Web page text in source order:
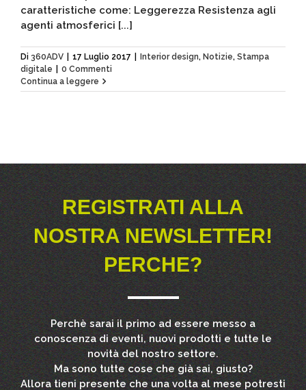
caratteristiche come: Leggerezza Resistenza agli
agenti atmosferici [...]
Di 360ADV 17 Luglio 2017 Interior design, Notizie, Stampa
digitale
0 Commenti
Continua a leggere
REGISTRATI ALLA
NOSTRA NEWSLETTER!
PERCHE?
Perchè sarai il primo ad essere messo a
conoscenza di eventi, nuovi prodotti e tutte le
novità del nostro settore.
Ma sono tutte cose che già sai, giusto?
Allora tieni presente che una volta al mese potresti